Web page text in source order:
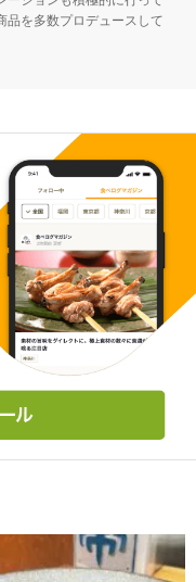
品を多数プロデュースして